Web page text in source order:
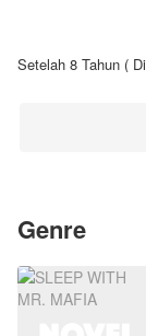
Setelah 8 Tahun (
Genre